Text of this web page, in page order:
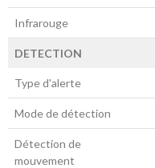
Infrarouge
DETECTION
Type d'alerte
Mode de détection
Détection de
mouvement